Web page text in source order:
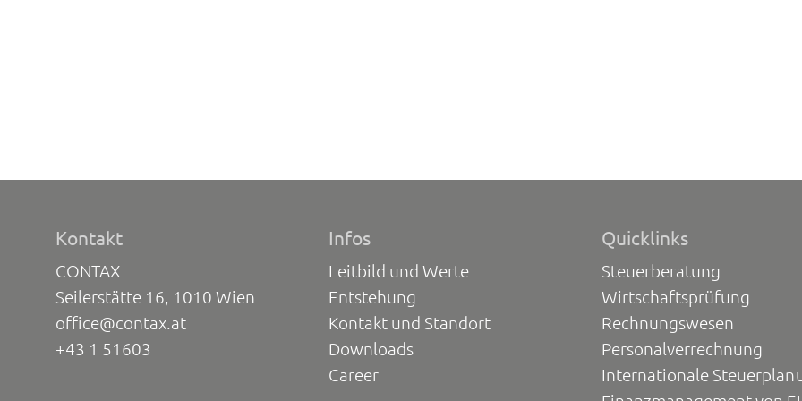
Kontakt
CONTAX
Seilerstätte 16, 1010 Wien
office@contax.at
+43 1 51603
Infos
Leitbild und Werte
Entstehung
Kontakt und Standort
Downloads
Career
Quicklinks
Steuerberatung
Wirtschaftsprüfung
Rechnungswesen
Personalverrechnung
Internationale